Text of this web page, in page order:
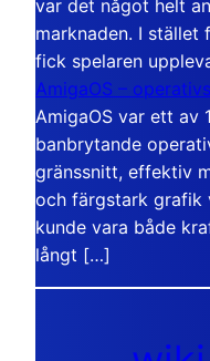
var det något helt
marknaden. I
fick spelaren
AmigaOS –
AmigaOS var ett av
banbrytande
gränssnitt, effektiv
och färgstark grafik
kunde vara både
långt […]